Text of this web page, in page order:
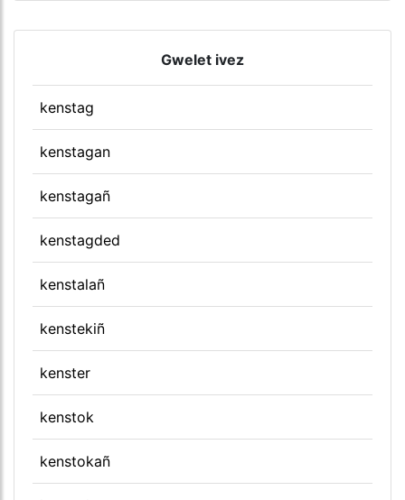
Gwelet ivez
kenstag
kenstagan
kenstagañ
kenstagded
kenstalañ
kenstekiñ
kenster
kenstok
kenstokañ